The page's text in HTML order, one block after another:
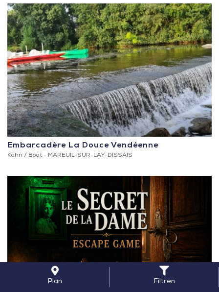
Embarcadère La Douce Vendéenne
Kahn / Boot - MAREUIL-SUR-LAY-DISSAIS
Plan Filtren